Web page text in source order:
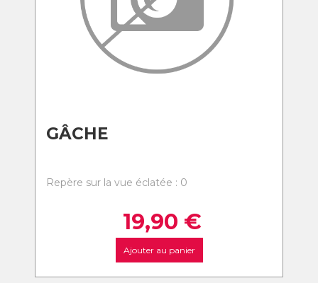
GÂCHE
Repère sur la vue éclatée : 0
19,90 €
Ajouter au panier